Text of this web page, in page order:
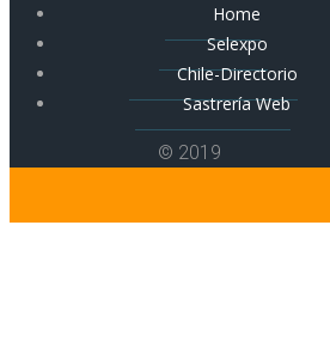
Home
Selexpo
Chile-Directorio
Sastrería Web
© 2019